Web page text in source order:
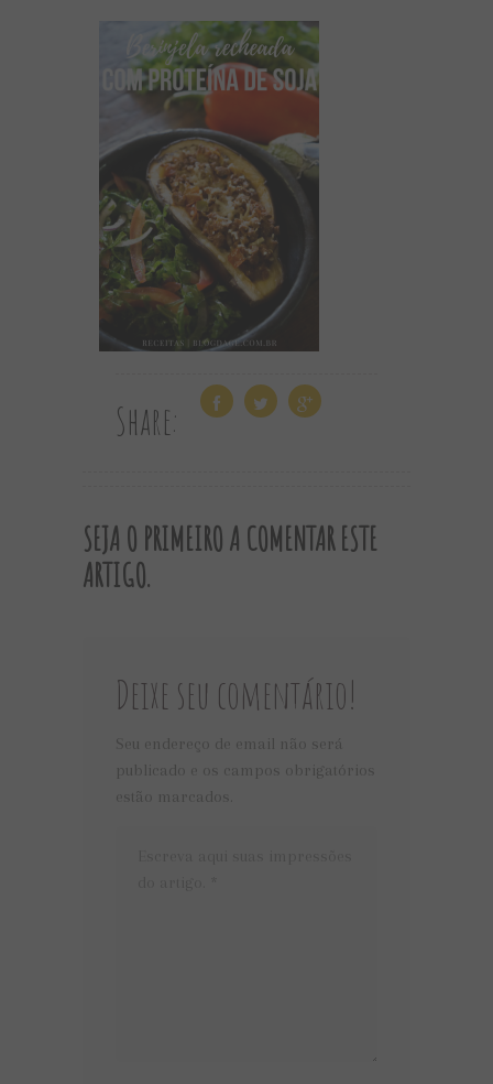
Share:
SEJA O PRIMEIRO A COMENTAR ESTE
ARTIGO.
Deixe seu comentário!
Seu endereço de email não será
publicado e os campos obrigatórios
estão marcados.